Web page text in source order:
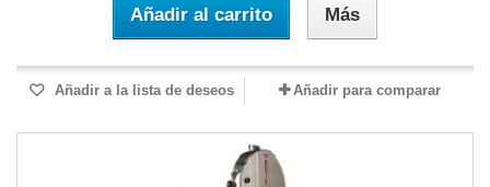
Añadir al carrito Más
Añadir a la lista de deseos Añadir para comparar